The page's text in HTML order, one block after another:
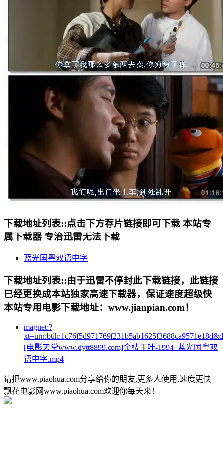
下载地址列表::点击下方荐片链接即可下载 本站专
属下载器 专治迅雷无法下载
蓝光国粤双语中字
下载地址列表::由于迅雷不停封此下载链接，此链接
已经更换成本站独家高速下载器，保证速度超级快
本站专用电影下载地址：www.jianpian.com！
magnet:?
[电影天堂www.dytt8899.com]金枝玉叶-1994_蓝光国粤双
语中字.mp4
请把www.piaohua.com分享给你的朋友,更多人使用,速度更快
飘花电影网www.piaohua.com欢迎你每天来！